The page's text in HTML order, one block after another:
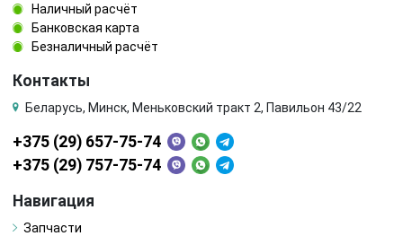
Наличный расчёт
Банковская карта
Безналичный расчёт
Контакты
Беларусь, Минск, Меньковский тракт 2, Павильон 43/22
+375 (29) 657-75-74
+375 (29) 757-75-74
Навигация
Запчасти